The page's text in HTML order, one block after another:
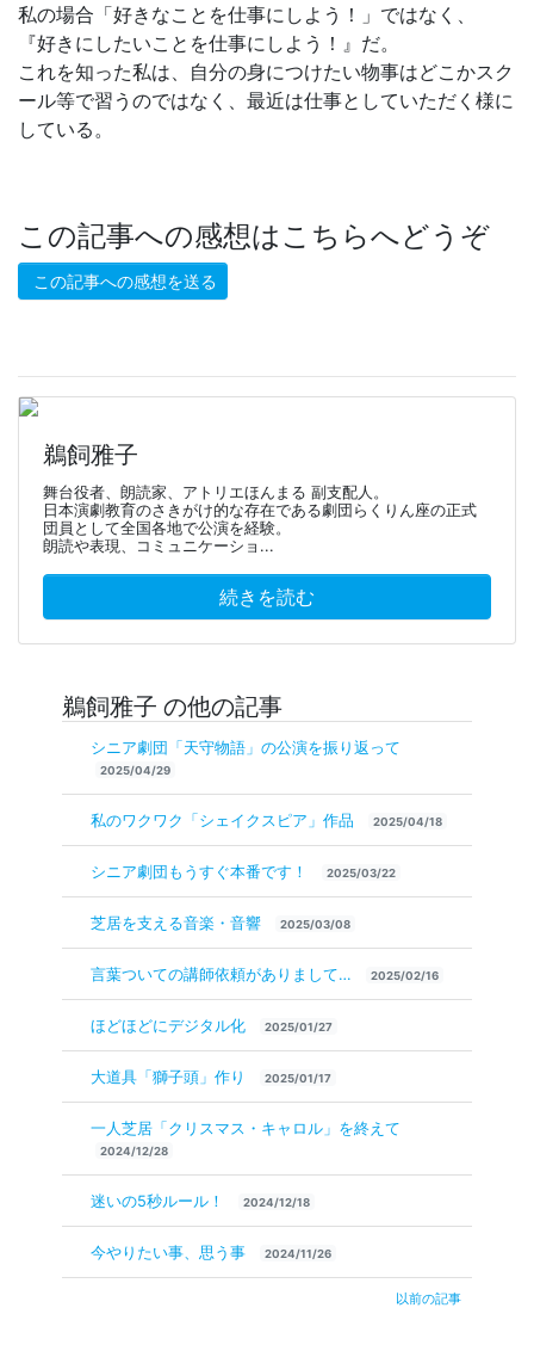
私の場合「好きなことを仕事にしよう！」ではなく、
『好きにしたいことを仕事にしよう！』だ。
これを知った私は、自分の身につけたい物事はどこかスク
ール等で習うのではなく、最近は仕事としていただく様に
している。
この記事への感想はこちらへどうぞ
この記事への感想を送る
鵜飼雅子
舞台役者、朗読家、アトリエほんまる 副支配人。
日本演劇教育のさきがけ的な存在である劇団らくりん座の正式
団員として全国各地で公演を経験。
朗読や表現、コミュニケーショ...
続きを読む
鵜飼雅子 の他の記事
シニア劇団「天守物語」の公演を振り返って
2025/04/29
私のワクワク「シェイクスピア」作品 2025/04/18
シニア劇団もうすぐ本番です！ 2025/03/22
芝居を支える音楽・音響 2025/03/08
言葉ついての講師依頼がありまして… 2025/02/16
ほどほどにデジタル化 2025/01/27
大道具「獅子頭」作り 2025/01/17
一人芝居「クリスマス・キャロル」を終えて
2024/12/28
迷いの5秒ルール！ 2024/12/18
今やりたい事、思う事 2024/11/26
以前の記事